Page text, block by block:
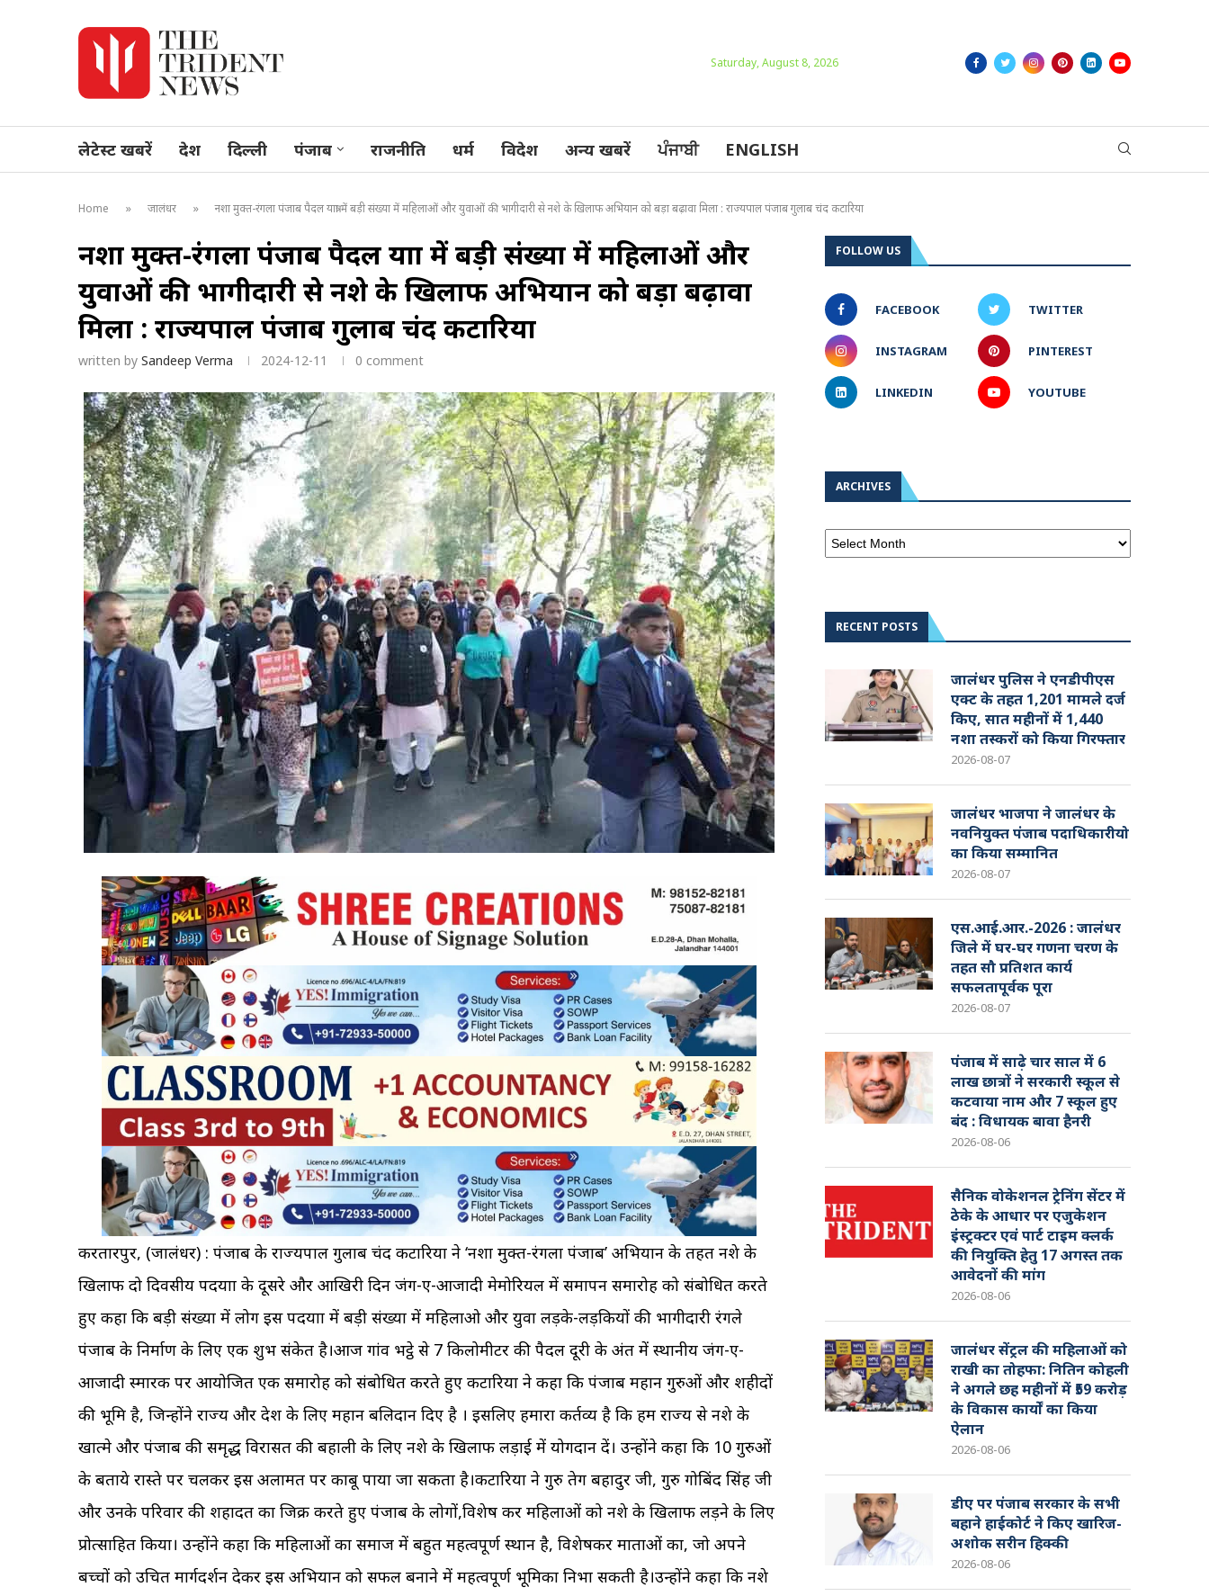
Saturday, August 8, 2026
लेटेस्ट खबरें देश दिल्ली पंजाब राजनीति धर्म विदेश अन्य खबरें ਪੰਜਾਬੀ ENGLISH
Home » जालंधर » नशा मुक्त-रंगला पंजाब पैदल यात्रा में बड़ी संख्या में महिलाओं और युवाओं की भागीदारी से नशे के खिलाफ अभियान को बड़ा बढ़ावा मिला : राज्यपाल पंजाब गुलाब चंद कटारिया
नशा मुक्त-रंगला पंजाब पैदल यात्रा में बड़ी संख्या में महिलाओं और
युवाओं की भागीदारी से नशे के खिलाफ अभियान को बड़ा बढ़ावा
मिला : राज्यपाल पंजाब गुलाब चंद कटारिया
written by Sandeep Verma 2024-12-11 0 comment
करतारपुर, (जालंधर) : पंजाब के राज्यपाल गुलाब चंद कटारिया ने ‘नशा मुक्त-रंगला पंजाब’ अभियान के तहत नशे के
खिलाफ दो दिवसीय पदयात्रा के दूसरे और आखिरी दिन जंग-ए-आजादी मेमोरियल में समापन समारोह को संबोधित करते
हुए कहा कि बड़ी संख्या में लोग इस पदयात्रा में बड़ी संख्या में महिलाओ और युवा लड़के-लड़कियों की भागीदारी रंगले
पंजाब के निर्माण के लिए एक शुभ संकेत है।आज गांव भट्ठे से 7 किलोमीटर की पैदल दूरी के अंत में स्थानीय जंग-ए-
आजादी स्मारक पर आयोजित एक समारोह को संबोधित करते हुए कटारिया ने कहा कि पंजाब महान गुरुओं और शहीदों
की भूमि है, जिन्होंने राज्य और देश के लिए महान बलिदान दिए है । इसलिए हमारा कर्तव्य है कि हम राज्य से नशे के
खात्मे और पंजाब की समृद्ध विरासत की बहाली के लिए नशे के खिलाफ लड़ाई में योगदान दें। उन्होंने कहा कि 10 गुरुओं
के बताये रास्ते पर चलकर इस अलामत पर काबू पाया जा सकता है।कटारिया ने गुरु तेग बहादुर जी, गुरु गोबिंद सिंह जी
और उनके परिवार की शहादत का जिक्र करते हुए पंजाब के लोगों,विशेष कर महिलाओं को नशे के खिलाफ लड़ने के लिए
प्रोत्साहित किया। उन्होंने कहा कि महिलाओं का समाज में बहुत महत्वपूर्ण स्थान है, विशेषकर माताओं का, जो अपने
बच्चों को उचित मार्गदर्शन देकर इस अभियान को सफल बनाने में महत्वपूर्ण भूमिका निभा सकती है।उन्होंने कहा कि नशे
FOLLOW US
FACEBOOK TWITTER
INSTAGRAM PINTEREST
LINKEDIN YOUTUBE
ARCHIVES
RECENT POSTS
जालंधर पुलिस ने एनडीपीएस
एक्ट के तहत 1,201 मामले दर्ज
किए, सात महीनों में 1,440
नशा तस्करों को किया गिरफ्तार
2026-08-07
जालंधर भाजपा ने जालंधर के
नवनियुक्त पंजाब पदाधिकारीयो
का किया सम्मानित
2026-08-07
एस.आई.आर.-2026 : जालंधर
जिले में घर-घर गणना चरण के
तहत सौ प्रतिशत कार्य
सफलतापूर्वक पूरा
2026-08-07
पंजाब में साढ़े चार साल में 6
लाख छात्रों ने सरकारी स्कूल से
कटवाया नाम और 7 स्कूल हुए
बंद : विधायक बावा हैनरी
2026-08-06
सैनिक वोकेशनल ट्रेनिंग सेंटर में
ठेके के आधार पर एजुकेशन
इंस्ट्रक्टर एवं पार्ट टाइम क्लर्क
की नियुक्ति हेतु 17 अगस्त तक
आवेदनों की मांग
2026-08-06
जालंधर सेंट्रल की महिलाओं को
राखी का तोहफा: नितिन कोहली
ने अगले छह महीनों में ₹59 करोड़
के विकास कार्यों का किया
ऐलान
2026-08-06
डीए पर पंजाब सरकार के सभी
बहाने हाईकोर्ट ने किए खारिज-
अशोक सरीन हिक्की
2026-08-06